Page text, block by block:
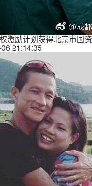
激励计划获得北京市国
21:14:35